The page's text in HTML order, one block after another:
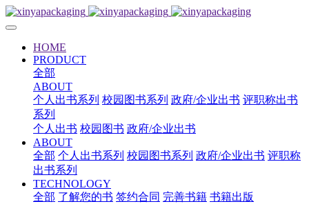
HOME
PRODUCT
全部
ABOUT
个人出书系列 校园图书系列 政府/企业出书 评职称出书
系列
个人出书 校园图书 政府/企业出书
ABOUT
全部 个人出书系列 校园图书系列 政府/企业出书 评职称
出书系列
TECHNOLOGY
全部 了解您的书 签约合同 完善书籍 书籍出版